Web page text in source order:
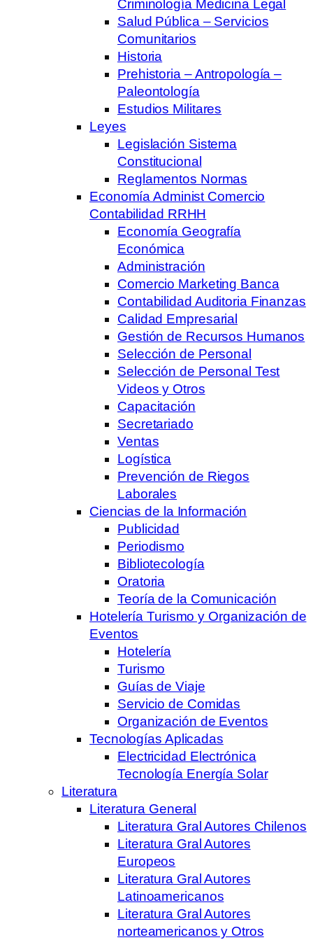
Criminología Medicina Legal
Salud Pública – Servicios
Comunitarios
Historia
Prehistoria – Antropología –
Paleontología
Estudios Militares
Leyes
Legislación Sistema
Constitucional
Reglamentos Normas
Economía Administ Comercio
Contabilidad RRHH
Economía Geografía
Económica
Administración
Comercio Marketing Banca
Contabilidad Auditoria Finanzas
Calidad Empresarial
Gestión de Recursos Humanos
Selección de Personal
Selección de Personal Test
Videos y Otros
Capacitación
Secretariado
Ventas
Logística
Prevención de Riegos
Laborales
Ciencias de la Información
Publicidad
Periodismo
Bibliotecología
Oratoria
Teoría de la Comunicación
Hotelería Turismo y Organización de
Eventos
Hotelería
Turismo
Guías de Viaje
Servicio de Comidas
Organización de Eventos
Tecnologías Aplicadas
Electricidad Electrónica
Tecnología Energía Solar
Literatura
Literatura General
Literatura Gral Autores Chilenos
Literatura Gral Autores
Europeos
Literatura Gral Autores
Latinoamericanos
Literatura Gral Autores
norteamericanos y Otros